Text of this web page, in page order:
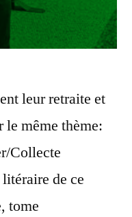
leur retraite et
le même thème:
Collecte
de ce
tome